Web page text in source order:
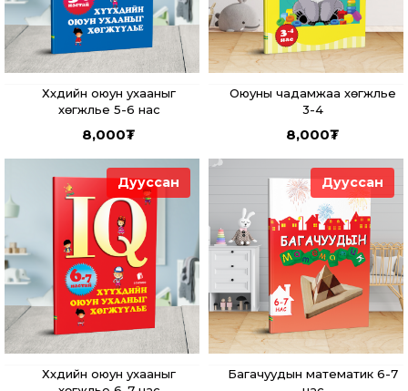
Хүүхдийн оюун ухааныг
хөгжүүлье 5-6 нас
8,000₮
Оюуны чадамжаа хөгжүүлье
3-4
8,000₮
Дууссан
Хүүхдийн оюун ухааныг
Дууссан
Багачуудын математик 6-7